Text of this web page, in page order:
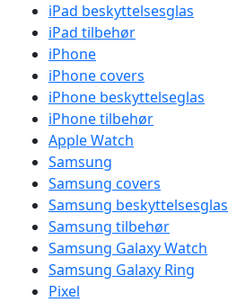
iPad beskyttelsesglas
iPad tilbehør
iPhone
iPhone covers
iPhone beskyttelseglas
iPhone tilbehør
Apple Watch
Samsung
Samsung covers
Samsung beskyttelsesglas
Samsung tilbehør
Samsung Galaxy Watch
Samsung Galaxy Ring
Pixel